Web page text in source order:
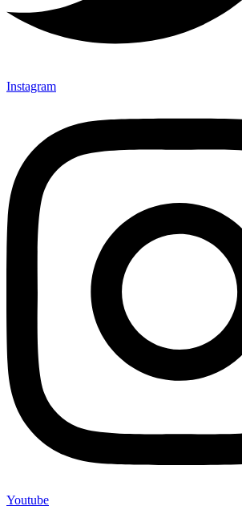
Instagram
Youtube